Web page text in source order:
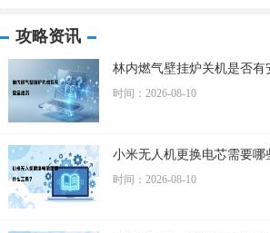
攻略资讯
林内燃气壁挂炉关机是否有
时间：2026-08-10
小米无人机更换电芯需要哪
时间：2026-08-10